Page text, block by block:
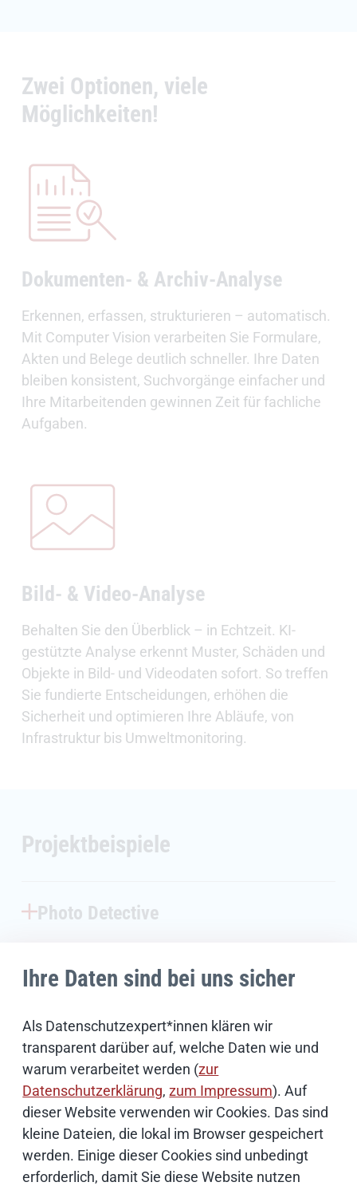
Ihre Daten sind bei uns sicher
Als Datenschutzexpert*innen klären wir
transparent darüber auf, welche Daten wie und
warum verarbeitet werden (zur
Datenschutzerklärung,zum Impressum). Auf
dieser Website verwenden wir Cookies. Das sind
kleine Dateien, die lokal im Browser gespeichert
werden. Einige dieser Cookies sind unbedingt
erforderlich, damit Sie diese Website nutzen
Zwei Optionen, viele
Möglichkeiten!
Dokumenten- & Archiv-Analyse
Erkennen, erfassen, strukturieren – automatisch.
Mit Computer Vision verarbeiten Sie Formulare,
Akten und Belege deutlich schneller. Ihre Daten
bleiben konsistent, Suchvorgänge einfacher und
Ihre Mitarbeitenden gewinnen Zeit für fachliche
Aufgaben.
Bild- & Video-Analyse
Behalten Sie den Überblick – in Echtzeit. KI-
gestützte Analyse erkennt Muster, Schäden und
Objekte in Bild- und Videodaten sofort. So treffen
Sie fundierte Entscheidungen, erhöhen die
Sicherheit und optimieren Ihre Abläufe, von
Infrastruktur bis Umweltmonitoring.
Projektbeispiele
Photo Detective
Bildbasierte Objekterkennung in der
KI-gestützte Digitalisierung von
Bauleitplänen